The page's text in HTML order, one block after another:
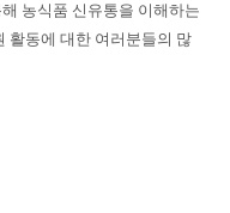
농식품 신유통을 이해하는
활동에 대한 여러분들의 많